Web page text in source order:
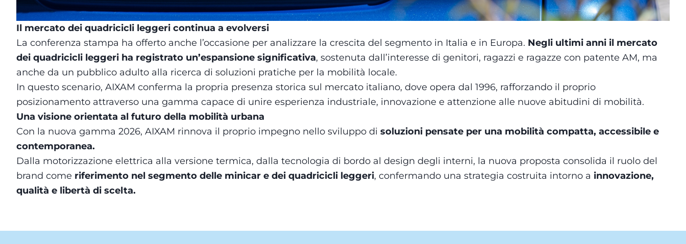
Il mercato dei quadricicli leggeri continua a evolversi
La conferenza stampa ha offerto anche l’occasione per analizzare la crescita del segmento in Italia e in Europa. Negli ultimi anni il mercato
dei quadricicli leggeri ha registrato un’espansione significativa, sostenuta dall’interesse di genitori, ragazzi e ragazze con patente AM, ma
anche da un pubblico adulto alla ricerca di soluzioni pratiche per la mobilità locale.
In questo scenario, AIXAM conferma la propria presenza storica sul mercato italiano, dove opera dal 1996, rafforzando il proprio
posizionamento attraverso una gamma capace di unire esperienza industriale, innovazione e attenzione alle nuove abitudini di mobilità.
Una visione orientata al futuro della mobilità urbana
Con la nuova gamma 2026, AIXAM rinnova il proprio impegno nello sviluppo di soluzioni pensate per una mobilità compatta, accessibile e
contemporanea.
Dalla motorizzazione elettrica alla versione termica, dalla tecnologia di bordo al design degli interni, la nuova proposta consolida il ruolo del
brand come riferimento nel segmento delle minicar e dei quadricicli leggeri, confermando una strategia costruita intorno a innovazione,
qualità e libertà di scelta.